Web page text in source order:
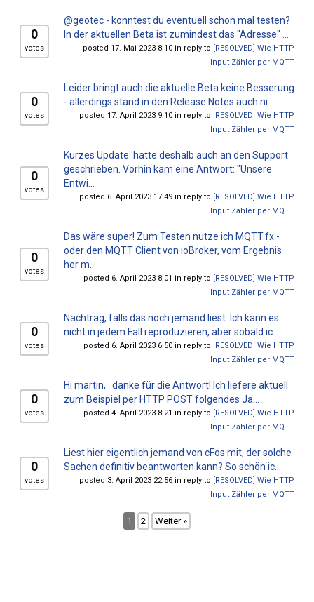
0
votes
@geotec - konntest du eventuell schon mal testen?
In der aktuellen Beta ist zumindest das "Adresse" ...
posted 17. Mai 2023 8:10 in reply to [RESOLVED] Wie HTTP
Input Zähler per MQTT
0
votes
Leider bringt auch die aktuelle Beta keine Besserung
- allerdings stand in den Release Notes auch ni...
posted 17. April 2023 9:10 in reply to [RESOLVED] Wie HTTP
Input Zähler per MQTT
0
votes
Kurzes Update: hatte deshalb auch an den Support
geschrieben. Vorhin kam eine Antwort: "Unsere
Entwi...
posted 6. April 2023 17:49 in reply to [RESOLVED] Wie HTTP
Input Zähler per MQTT
0
votes
Das wäre super! Zum Testen nutze ich MQTT.fx -
oder den MQTT Client von ioBroker, vom Ergebnis
her m...
posted 6. April 2023 8:01 in reply to [RESOLVED] Wie HTTP
Input Zähler per MQTT
0
votes
Nachtrag, falls das noch jemand liest: Ich kann es
nicht in jedem Fall reproduzieren, aber sobald ic...
posted 6. April 2023 6:50 in reply to [RESOLVED] Wie HTTP
Input Zähler per MQTT
0
votes
Hi martin, danke für die Antwort! Ich liefere aktuell
zum Beispiel per HTTP POST folgendes Ja...
posted 4. April 2023 8:21 in reply to [RESOLVED] Wie HTTP
Input Zähler per MQTT
0
votes
Liest hier eigentlich jemand von cFos mit, der solche
Sachen definitiv beantworten kann? So schön ic...
posted 3. April 2023 22:56 in reply to [RESOLVED] Wie HTTP
Input Zähler per MQTT
1 2 Weiter »